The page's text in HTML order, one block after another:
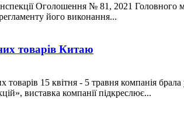
Оголошення № 81, 2021
його виконання...
товарів Китаю
15 квітня - 5 травня компанія
виставка компанії підкреслює...